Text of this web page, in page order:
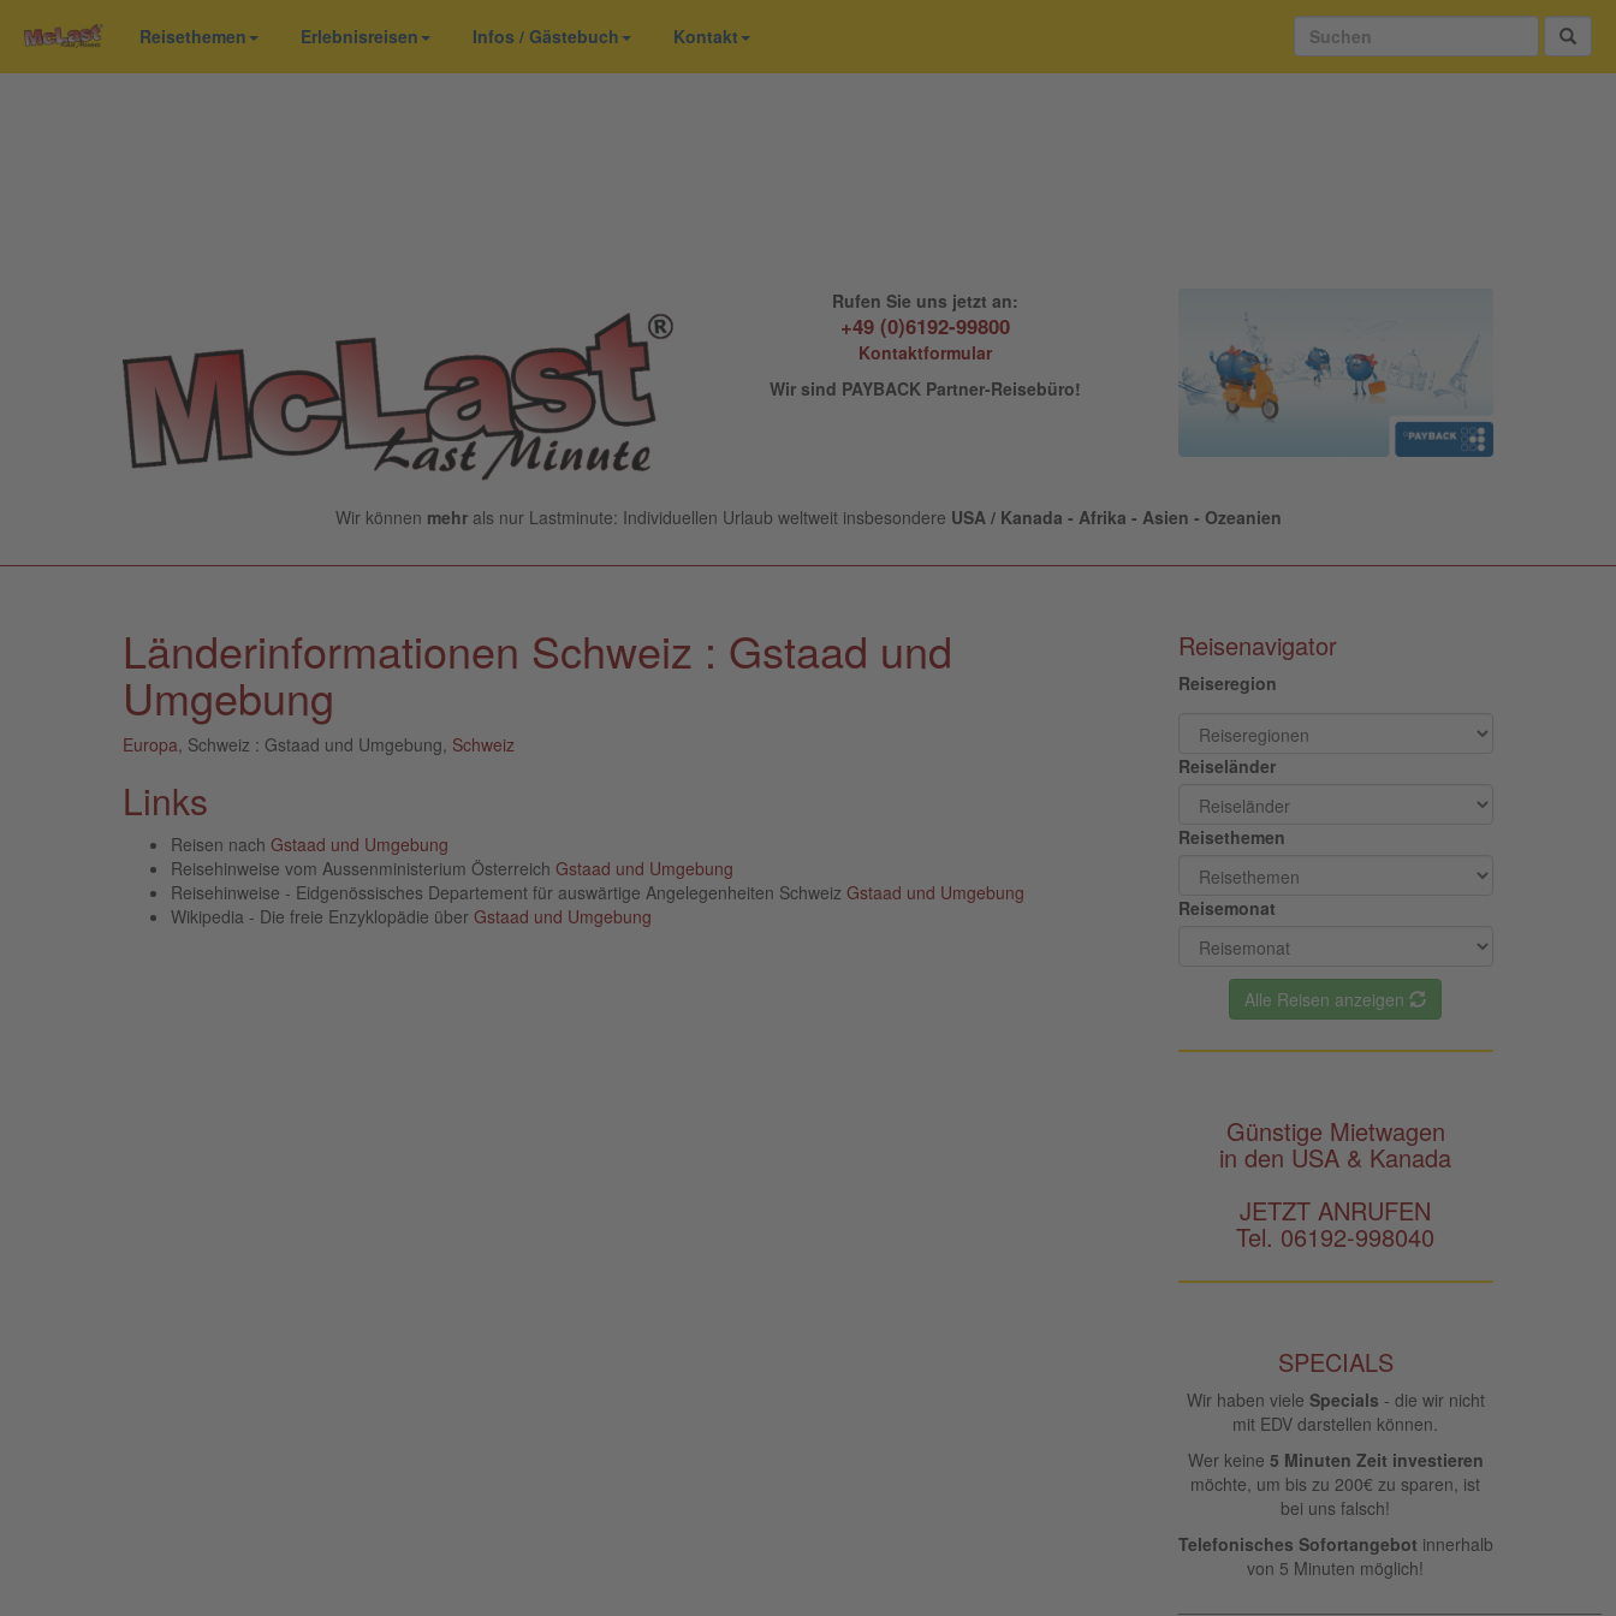
Rufen Sie uns jetzt an:
+49 (0)6192-99800
Kontaktformular
Wir sind PAYBACK Partner-Reisebüro!
Wir können mehrals nur Lastminute: Individuellen Urlaub weltweit insbesondere USA / Kanada - Afrika - Asien - Ozeanien
Reisethemen Erlebnisreisen Infos / Gästebuch Kontakt
Länderinformationen Schweiz : Gstaad und
Umgebung
Europa , Schweiz : Gstaad und Umgebung, Schweiz
Links
Reisen nach Gstaad und Umgebung
Reisehinweise vom Aussenministerium Österreich Gstaad und Umgebung
Reisehinweise - Eidgenössisches Departement für auswärtige Angelegenheiten Schweiz Gstaad und Umgebung
Wikipedia - Die freie Enzyklopädie über Gstaad und Umgebung
Reisenavigator
Reiseregion
Reiseländer
Reisethemen
Reisemonat
Alle Reisen anzeigen
Günstige Mietwagen
in den USA & Kanada
JETZT ANRUFEN
Tel. 06192-998040
SPECIALS
Wir haben viele Specials - die wir nicht
mit EDV darstellen können.
Wer keine 5 Minuten Zeit investieren
möchte, um bis zu 200€ zu sparen, ist
bei uns falsch!
Telefonisches Sofortangebot innerhalb
von 5 Minuten möglich!